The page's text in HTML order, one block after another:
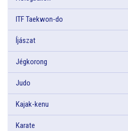
ITF Taekwon-do
Íjászat
Jégkorong
Judo
Kajak-kenu
Karate